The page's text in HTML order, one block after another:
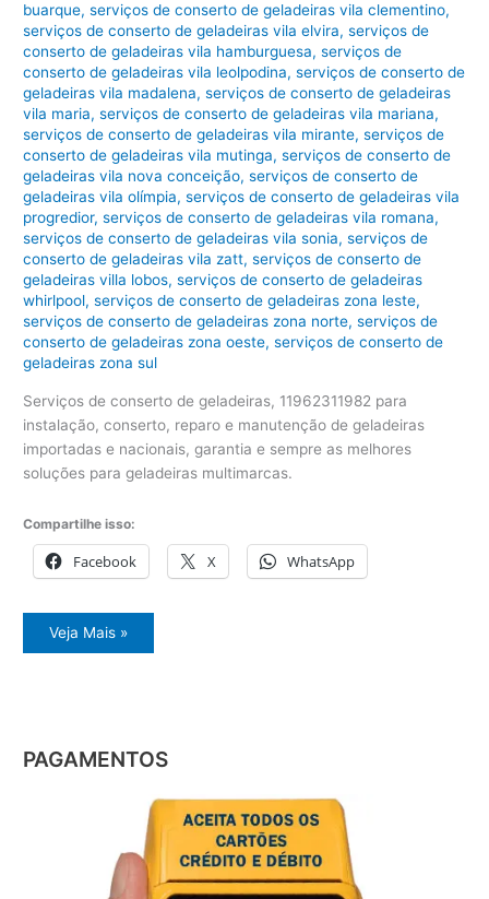
buarque,serviços de conserto de geladeiras vila clementino,
serviços de conserto de geladeiras vila elvira,serviços de
conserto de geladeiras vila hamburguesa,serviços de
conserto de geladeiras vila leolpodina,serviços de conserto de
geladeiras vila madalena,serviços de conserto de geladeiras
vila maria,serviços de conserto de geladeiras vila mariana,
serviços de conserto de geladeiras vila mirante,serviços de
conserto de geladeiras vila mutinga,serviços de conserto de
geladeiras vila nova conceição,serviços de conserto de
geladeiras vila olímpia,serviços de conserto de geladeiras vila
progredior,serviços de conserto de geladeiras vila romana,
serviços de conserto de geladeiras vila sonia,serviços de
conserto de geladeiras vila zatt,serviços de conserto de
geladeiras villa lobos,serviços de conserto de geladeiras
whirlpool,serviços de conserto de geladeiras zona leste,
serviços de conserto de geladeiras zona norte,serviços de
conserto de geladeiras zona oeste,serviços de conserto de
geladeiras zona sul
Serviços de conserto de geladeiras, 11962311982 para
instalação, conserto, reparo e manutenção de geladeiras
importadas e nacionais, garantia e sempre as melhores
soluções para geladeiras multimarcas.
Compartilhe isso:
Facebook X WhatsApp
Serviços
de
Veja Mais »
PAGAMENTOS